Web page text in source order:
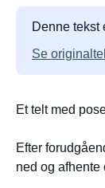
Denne tekst
Se
Et telt med
Efter
ned og afhente